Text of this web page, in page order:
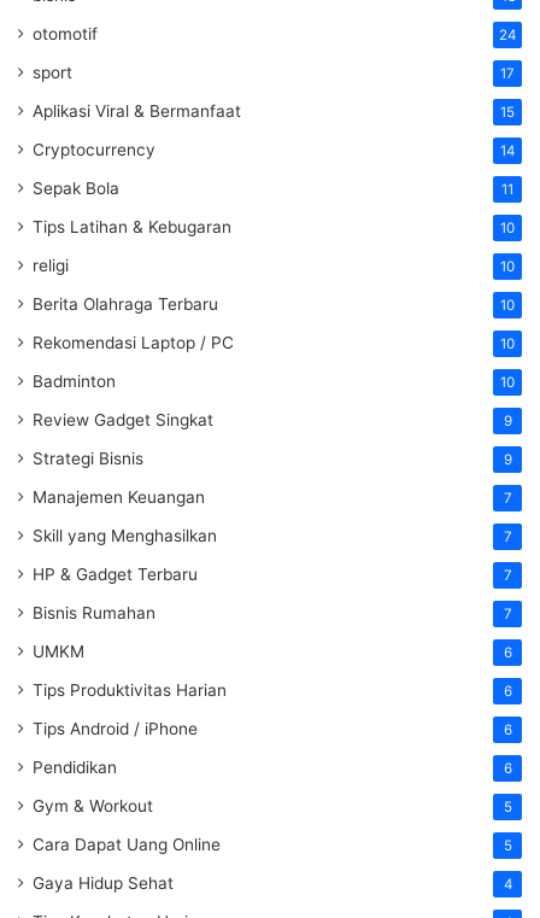
otomotif 24
sport 17
Aplikasi Viral & Bermanfaat 15
Cryptocurrency 14
Sepak Bola 11
Tips Latihan & Kebugaran 10
religi 10
Berita Olahraga Terbaru 10
Rekomendasi Laptop / PC 10
Badminton 10
Review Gadget Singkat 9
Strategi Bisnis 9
Manajemen Keuangan 7
Skill yang Menghasilkan 7
HP & Gadget Terbaru 7
Bisnis Rumahan 7
UMKM 6
Tips Produktivitas Harian 6
Tips Android / iPhone 6
Pendidikan 6
Gym & Workout 5
Cara Dapat Uang Online 5
Gaya Hidup Sehat 4